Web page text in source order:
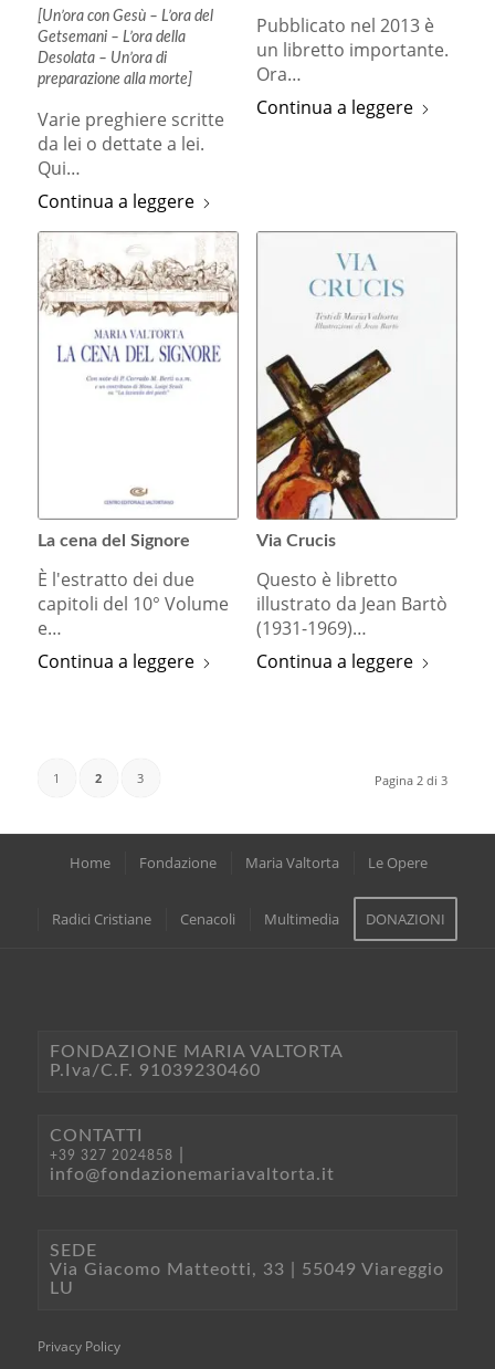
[Un’ora con Gesù – L’ora del
Getsemani – L’ora della
Desolata – Un’ora di
preparazione alla morte]
Varie preghiere scritte
da lei o dettate a lei.
Qui…
Continua a leggere
Pubblicato nel 2013 è
un libretto importante.
Ora…
Continua a leggere
La cena del Signore
È l'estratto dei due
capitoli del 10° Volume
e…
Continua a leggere
Via Crucis
Questo è libretto
illustrato da Jean Bartò
(1931-1969)…
Continua a leggere
Pagina 2 di 3
1 2 3
Home Fondazione Maria Valtorta Le Opere
Radici Cristiane Cenacoli Multimedia DONAZIONI
FONDAZIONE MARIA VALTORTA
P.Iva/C.F. 91039230460
CONTATTI
+39 327 2024858
info@fondazionemariavaltorta.it
SEDE
Via Giacomo Matteotti, 33 | 55049 Viareggio
LU
Privacy Policy